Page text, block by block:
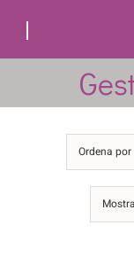
contenido
Ordena por